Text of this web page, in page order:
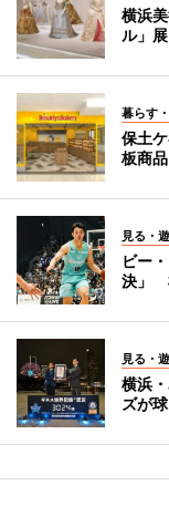
横浜
ル」
暮らす
保土
板商
見る・
ビー
決」
見る・
横浜
ズが